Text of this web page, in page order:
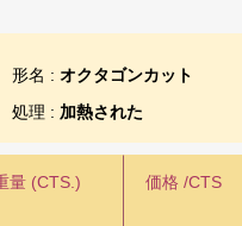
形名 : オクタゴンカット
処理 : 加熱された
量 (CTS.) 価格 /CTS